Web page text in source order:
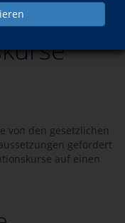
von den gesetzlichen
gefördert
auf einen